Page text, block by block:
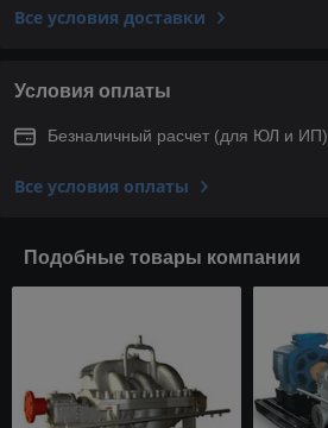
Все условия доставки
Условия оплаты
Безналичный расчет (для ЮЛ и ИП)
Все условия оплаты
Подобные товары компании